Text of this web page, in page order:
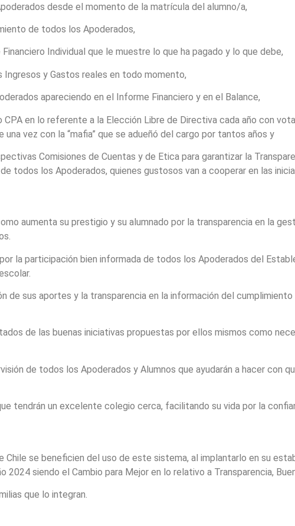
desde el momento de la matrícula del alumno/a,
de todos los Apoderados,
Individual que le muestre lo que ha pagado y lo que debe,
y Gastos reales en todo momento,
apareciendo en el Informe Financiero y en el Balance,
en lo referente a la Elección Libre de Directiva cada año con
vez con la “mafia” que se adueñó del cargo por tantos años y
Comisiones de Cuentas y de Etica para garantizar la
todos los Apoderados, quienes gustosos van a cooperar en las
aumenta su prestigio y su alumnado por la transparencia en la
la participación bien informada de todos los Apoderados del
de sus aportes y la transparencia en la información del
de las buenas iniciativas propuestas por ellos mismos como
de todos los Apoderados y Alumnos que ayudarán a hacer con
tendrán un excelente colegio cerca, facilitando su vida por la
se beneficien del uso de este sistema, al implantarlo en su
siendo el Cambio para Mejor en lo relativo a Transparencia,
que lo integran.